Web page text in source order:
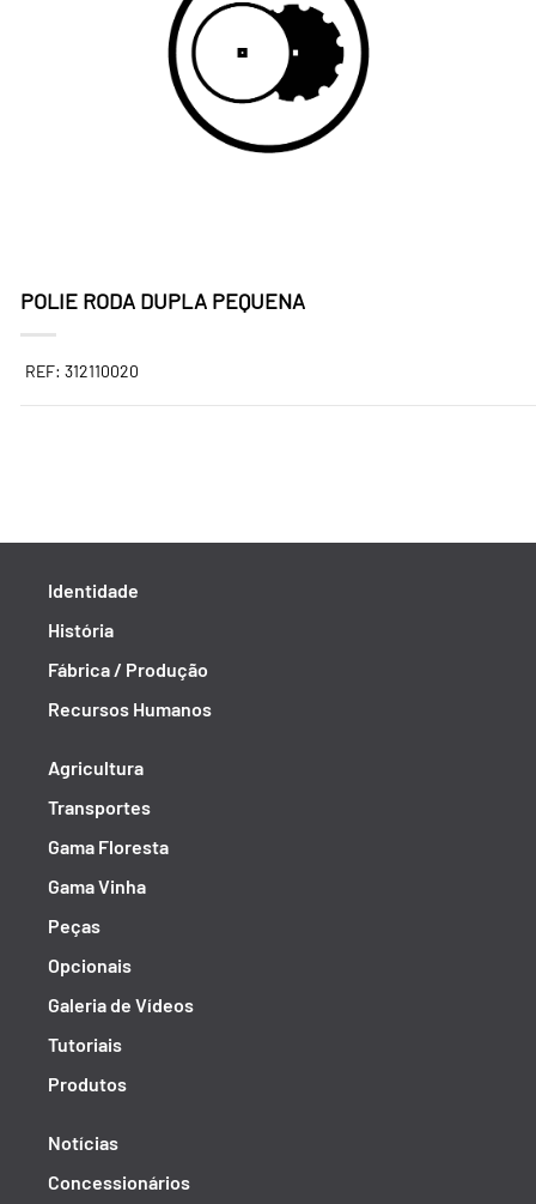
POLIE RODA DUPLA PEQUENA
REF: 312110020
Identidade
História
Fábrica / Produção
Recursos Humanos
Agricultura
Transportes
Gama Floresta
Gama Vinha
Peças
Opcionais
Galeria de Vídeos
Tutoriais
Produtos
Notícias
Concessionários